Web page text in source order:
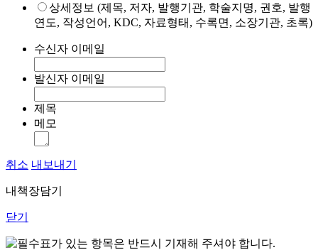
상세정보 (제목, 저자, 발행기관, 학술지명, 권호, 발행
연도, 작성언어, KDC, 자료형태, 수록면, 소장기관, 초록)
수신자 이메일
발신자 이메일
제목
메모
취소 내보내기
내책장담기
닫기
표가 있는 항목은 반드시 기재해 주셔야 합니다.